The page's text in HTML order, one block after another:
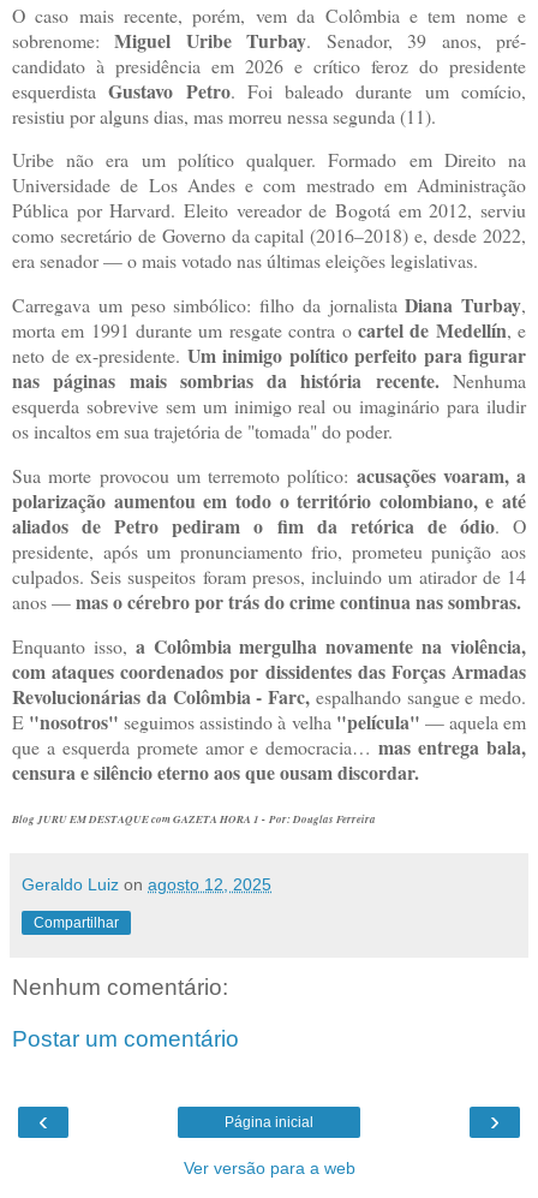
O caso mais recente, porém, vem da Colômbia e tem nome e
sobrenome: Miguel Uribe Turbay. Senador, 39 anos, pré-
candidato à presidência em 2026 e crítico feroz do presidente
esquerdistaGustavo Petro. Foi baleado durante um comício,
resistiu por alguns dias, mas morreu nessa segunda (11).
Uribe não era um político qualquer. Formado em Direito na
Universidade de Los Andes e com mestrado em Administração
Pública por Harvard. Eleito vereador de Bogotá em 2012, serviu
como secretário de Governo da capital (2016–2018) e, desde 2022,
era senador — o mais votado nas últimas eleições legislativas.
Carregava um peso simbólico: filho da jornalistaDiana Turbay,
morta em 1991 durante um resgate contra o cartel de Medellín, e
neto de ex-presidente. Um inimigo político perfeito para figurar
nas páginas mais sombrias da história recente.Nenhuma
esquerda sobrevive sem um inimigo real ou imaginário para iludir
os incaltos em sua trajetória de "tomada" do poder.
Sua morte provocou um terremoto político: acusações voaram, a
polarização aumentou em todo o território colombiano, e até
aliados de Petro pediram o fim da retórica de ódio. O
presidente, após um pronunciamento frio, prometeu punição aos
culpados. Seis suspeitos foram presos, incluindo um atirador de 14
anos —mas o cérebro por trás do crime continua nas sombras.
Enquanto isso, a Colômbia mergulha novamente na violência,
com ataques coordenados por dissidentes das Forças Armadas
Revolucionárias da Colômbia - Farc, espalhando sangue e medo.
E "nosotros" seguimos assistindo à velha "película" — aquela em
que a esquerda promete amor e democracia…mas entrega bala,
censura e silêncio eterno aos que ousam discordar.
Blog JURU EM DESTAQUE com GAZETA HORA 1 - Por:Douglas Ferreira
Geraldo Luiz on agosto 12, 2025
Compartilhar
Nenhum comentário:
Postar um comentário
‹ ›
Página inicial
Ver versão para a web